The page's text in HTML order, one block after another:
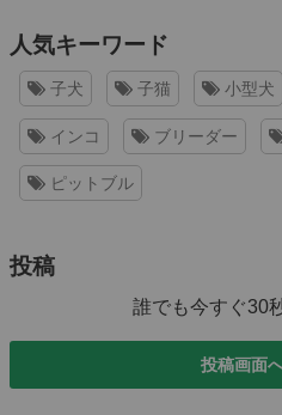
人気キーワード
子犬 子猫 小型犬
インコ ブリーダー
ピットブル
投稿
誰でも今すぐ30
投稿画面